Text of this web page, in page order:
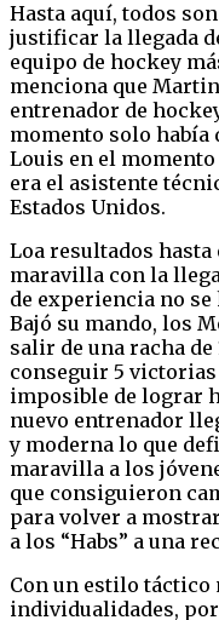
Hasta aquí, todos
justificar la llegada
equipo de hockey
menciona que
entrenador de
momento solo había
Louis en el
era el asistente
Estados Unidos.
Loa resultados
maravilla con la
de experiencia no
Bajó su mando, los
salir de una racha
conseguir 5
imposible de lograr
nuevo entrenador
y moderna lo que
maravilla a los
que consiguieron
para volver a
a los “Habs” a una
Con un estilo táctico
individualidades,